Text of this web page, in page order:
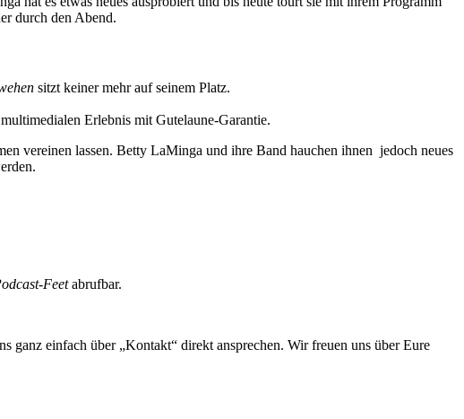
durch den Abend.
sitzt keiner mehr auf seinem Platz.
Erlebnis mit Gutelaune-Garantie.
vereinen lassen. Betty LaMinga und ihre Band hauchen ihnen jedoch neues
Feetabrufbar.
ganz einfach über „Kontakt“ direkt ansprechen. Wir freuen uns über Eure